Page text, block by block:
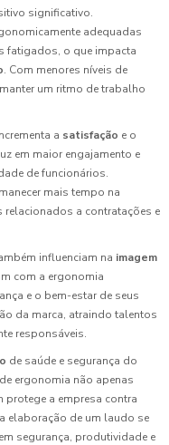
significativo.
adequadas
fatigados, o que impacta
. Com menores níveis de
um ritmo de trabalho
a satisfação e o
em maior engajamento e
de funcionários.
mais tempo na
relacionados a contratações e
influenciam na imagem
com a ergonomia
e o bem-estar de seus
da marca, atraindo talentos
responsáveis.
de saúde e segurança do
ergonomia não apenas
a empresa contra
elaboração de um laudo se
em segurança, produtividade e